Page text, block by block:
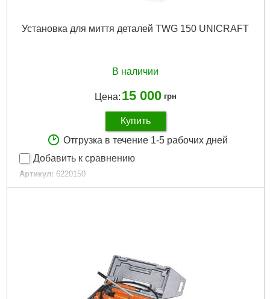
Установка для миття деталей TWG 150 UNICRAFT
В наличии
Цена: 15 000 грн
Купить
Отгрузка в течение 1-5 рабочих дней
Добавить к сравнению
Артикул: 6220150
Код товара: 29.60.04